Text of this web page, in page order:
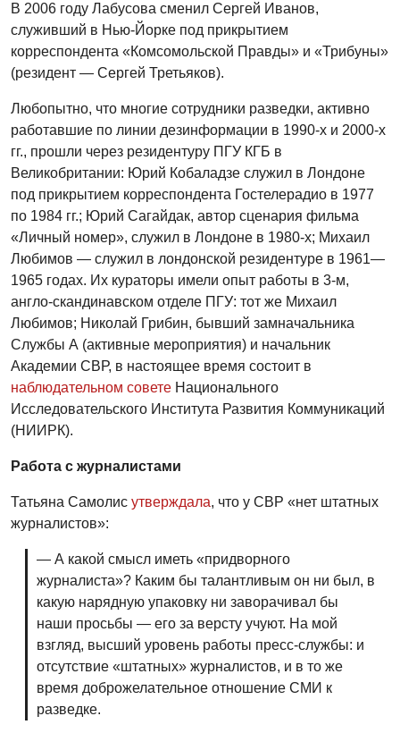
В 2006 году Лабусова сменил Сергей Иванов,
служивший в Нью-Йорке под прикрытием
корреспондента «Комсомольской Правды» и «Трибуны»
(резидент — Сергей Третьяков).
Любопытно, что многие сотрудники разведки, активно
работавшие по линии дезинформации в 1990-х и 2000-х
гг., прошли через резидентуру ПГУ КГБ в
Великобритании: Юрий Кобаладзе служил в Лондоне
под прикрытием корреспондента Гостелерадио в 1977
по 1984 гг.; Юрий Сагайдак, автор сценария фильма
«Личный номер», служил в Лондоне в 1980-х; Михаил
Любимов — служил в лондонской резидентуре в 1961—
1965 годах. Их кураторы имели опыт работы в 3-м,
англо-скандинавском отделе ПГУ: тот же Михаил
Любимов; Николай Грибин, бывший замначальника
Службы А (активные мероприятия) и начальник
Академии СВР, в настоящее время состоит в
наблюдательном совете Национального
Исследовательского Института Развития Коммуникаций
(НИИРК).
Работа с журналистами
Татьяна Самолис утверждала, что у СВР «нет штатных
журналистов»:
— А какой смысл иметь «придворного
журналиста»? Каким бы талантливым он ни был, в
какую нарядную упаковку ни заворачивал бы
наши просьбы — его за версту учуют. На мой
взгляд, высший уровень работы пресс-службы: и
отсутствие «штатных» журналистов, и в то же
время доброжелательное отношение СМИ к
разведке.